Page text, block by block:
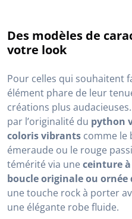
Des modèles de
votre look
Pour celles qui souhaitent
élément phare de leur
créations plus
par l’originalité du python
coloris vibrants comme le
émeraude ou le rouge
témérité via uneceinture
boucle originale ou
une touche rock à porter
une élégante robe fluide.